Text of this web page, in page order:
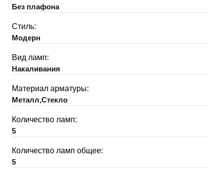
Без плафона
Стиль:
Модерн
Вид ламп:
Накаливания
Материал арматуры:
Металл,Стекло
Количество ламп:
5
Количество ламп общее:
5